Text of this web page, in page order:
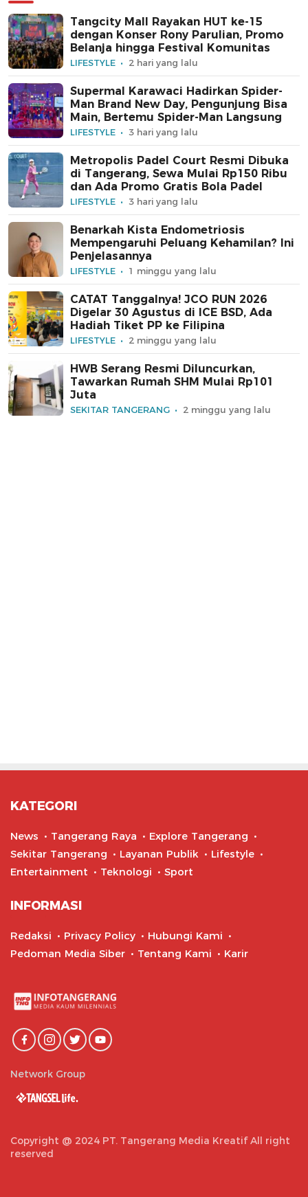
Tangcity Mall Rayakan HUT ke-15
dengan Konser Rony Parulian, Promo
Belanja hingga Festival Komunitas
LIFESTYLE 2 hari yang lalu
Supermal Karawaci Hadirkan Spider-
Man Brand New Day, Pengunjung Bisa
Main, Bertemu Spider-Man Langsung
LIFESTYLE 3 hari yang lalu
Metropolis Padel Court Resmi Dibuka
di Tangerang, Sewa Mulai Rp150 Ribu
dan Ada Promo Gratis Bola Padel
LIFESTYLE 3 hari yang lalu
Benarkah Kista Endometriosis
Mempengaruhi Peluang Kehamilan? Ini
Penjelasannya
LIFESTYLE 1 minggu yang lalu
CATAT Tanggalnya! JCO RUN 2026
Digelar 30 Agustus di ICE BSD, Ada
Hadiah Tiket PP ke Filipina
LIFESTYLE 2 minggu yang lalu
HWB Serang Resmi Diluncurkan,
Tawarkan Rumah SHM Mulai Rp101
Juta
SEKITAR TANGERANG 2 minggu yang lalu
KATEGORI
News Tangerang Raya
Explore Tangerang
Sekitar Tangerang
Layanan Publik
Lifestyle
Entertainment
Teknologi Sport
INFORMASI
Redaksi Privacy Policy
Hubungi Kami
Pedoman Media Siber
Tentang Kami Karir
Network Group
Copyright @ 2024 PT. Tangerang Media Kreatif All right
reserved